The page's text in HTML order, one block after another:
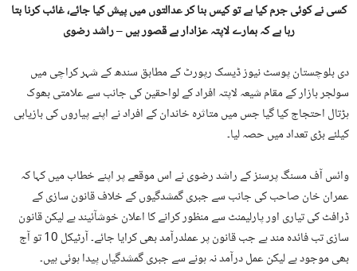
کسی نے کوئی جرم کیا ہے تو کیس بنا کر عدالتوں میں پیش کیا جائے، غائب کرنا بتا
رہا ہے کہ ہمارے لاپتہ عزادار بے قصور ہیں – راشدرضوی
دی بلوچستان پوسٹ نیوز ڈیسک رپورٹ کے مطابق سندھ کے شہر کراچی میں
سولجر بازار کے مقام شیعہ لاپتہ افراد کے لواحقین کی جانب سے علامتی بھوک
ہڑتال احتجاج کیا گیا جس میں متاثرہ خاندان کے افراد نے اپنے پیاروں کی بازیابی
کیلئے بڑی تعداد میں حصہ لیا۔
وائس آف مسنگ پرسنز کے راشد رضوی نے اس موقعے پر اپنے خطاب میں کہا کہ
عمران خان صاحب کی جانب سے جبری گمشدگیوں کے خلاف قانون سازی کے
ڈرافٹ کی تیاری اور پارلیمنٹ سے منظور کرانے کا اعلان خوشآئیند ہے لیکن قانون
سازی تب فائدہ مند ہے جب قانون پر عملدرآمد بھی کرایا جائے۔ آرٹیکل 10 تو آج
بھی موجود ہے لیکن عمل درآمد نہ ہونے سے جبری گمشدگیاں پیدا ہوئی ہیں۔